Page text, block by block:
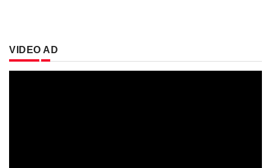
VIDEO AD